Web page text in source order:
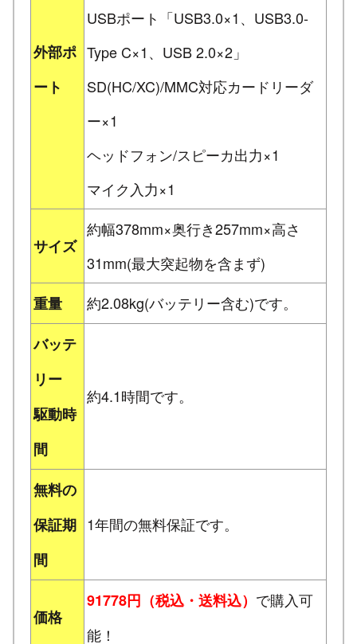
外部ポ
ート
USBポート「USB3.0×1、USB3.0-
Type C×1、USB 2.0×2」
SD(HC/XC)/MMC対応カードリーダ
ー×1
ヘッドフォン/スピーカ出力×1
マイク入力×1
サイズ
約幅378mm×奥行き257mm×高さ
31mm(最大突起物を含まず)
重量
約2.08kg(バッテリー含む)です。
バッテ
リー
駆動時
間
約4.1時間です。
無料の
保証期
間
1年間の無料保証です。
価格
91778円（税込・送料込） で購入可
能！